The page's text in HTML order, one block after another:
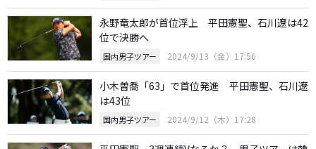
永野竜太郎が首位浮上 平田憲聖、石川遼は42
位で決勝へ
国内男子ツアー 2024/9/13（金）17:56
小木曽喬「63」で首位発進 平田憲聖、石川遼
は43位
国内男子ツアー 2024/9/12（木）17:28